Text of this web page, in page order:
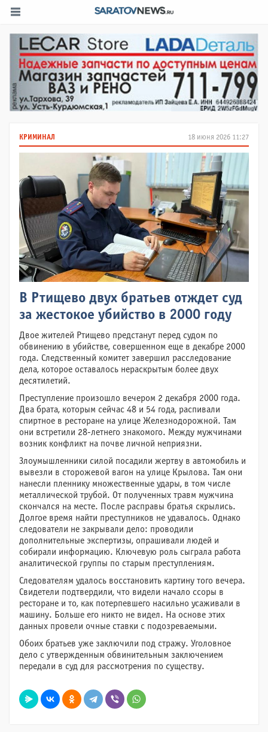
18 июня 2026 11:27
КРИМИНАЛ
В Ртищево двух братьев отждет суд
за жестокое убийство в 2000 году
Двое жителей Ртищево предстанут перед судом по
обвинению в убийстве, совершенном еще в декабре 2000
года. Следственный комитет завершил расследование
дела, которое оставалось нераскрытым более двух
десятилетий.
Преступление произошло вечером 2 декабря 2000 года.
Два брата, которым сейчас 48 и 54 года, распивали
спиртное в ресторане на улице Железнодорожной. Там
они встретили 28-летнего знакомого. Между мужчинами
возник конфликт на почве личной неприязни.
Злоумышленники силой посадили жертву в автомобиль и
вывезли в сторожевой вагон на улице Крылова. Там они
нанесли пленнику множественные удары, в том числе
металлической трубой. От полученных травм мужчина
скончался на месте. После расправы братья скрылись.
Долгое время найти преступников не удавалось. Однако
следователи не закрывали дело: проводили
дополнительные экспертизы, опрашивали людей и
собирали информацию. Ключевую роль сыграла работа
аналитической группы по старым преступлениям.
Следователям удалось восстановить картину того вечера.
Свидетели подтвердили, что видели начало ссоры в
ресторане и то, как потерпевшего насильно усаживали в
машину. Больше его никто не видел. На основе этих
данных провели очные ставки с подозреваемыми.
Обоих братьев уже заключили под стражу. Уголовное
дело с утвержденным обвинительным заключением
передали в суд для рассмотрения по существу.